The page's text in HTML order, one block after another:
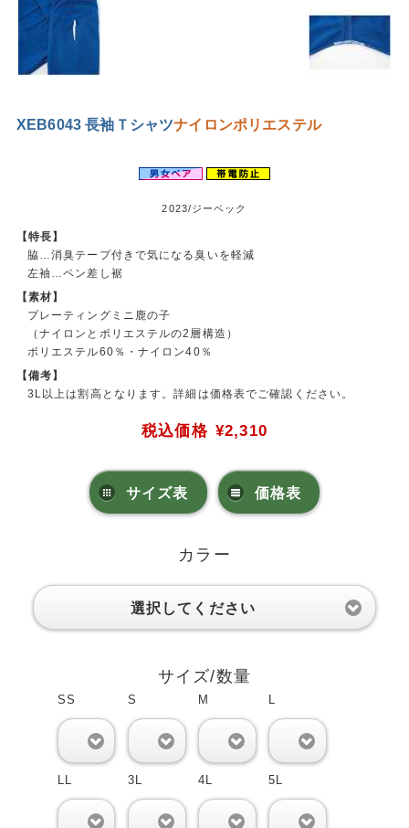
XEB6043 長袖Ｔシャツナイロンポリエステル
2023/ジーベック
【特長】
脇…消臭テープ付きで気になる臭いを軽減
左袖…ペン差し裾
【素材】
プレーティングミニ鹿の子
（ナイロンとポリエステルの2層構造）
ポリエステル60％・ナイロン40％
【備考】
3L以上は割高となります。詳細は価格表でご確認ください。
税込価格 ¥2,310
サイズ表 価格表
カラー
選択してください
サイズ/数量
SS S M L
LL 3L 4L 5L